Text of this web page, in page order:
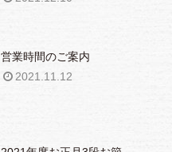
営業時間のご案内
2021.11.12